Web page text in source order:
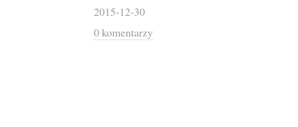
2015-12-30
0 komentarzy